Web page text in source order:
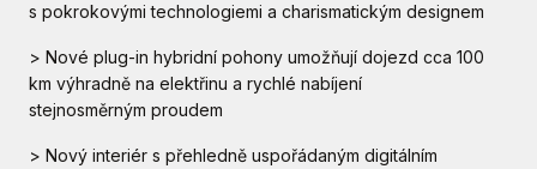
s pokrokovými technologiemi a charismatickým designem
> Nové plug-in hybridní pohony umožňují dojezd cca 100
km výhradně na elektřinu a rychlé nabíjení
stejnosměrným proudem
> Nový interiér s přehledně uspořádaným digitálním